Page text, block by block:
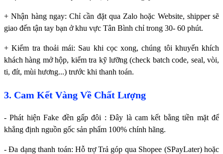
+ Nhận hàng ngay: Chỉ cần đặt qua Zalo hoặc Website, shipper sẽ
giao đến tận tay bạn ở khu vực Tân Bình chỉ trong 30- 60 phút.
+ Kiểm tra thoải mái: Sau khi cọc xong, chúng tôi khuyến khích
khách hàng mở hộp, kiểm tra kỹ lưỡng (check batch code, seal, vòi,
ti, đít, mùi hương...) trước khi thanh toán.
3. Cam Kết Vàng Về Chất Lượng
- Phát hiện Fake đền gấp đôi : Đây là cam kết bằng tiền mặt để
khẳng định nguồn gốc sản phẩm 100% chính hãng.
- Đa dạng thanh toán: Hỗ trợ Trả góp qua Shopee (SPayLater) hoặc